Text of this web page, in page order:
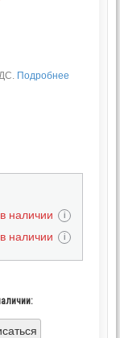
Подробнее
наличии i
наличии i